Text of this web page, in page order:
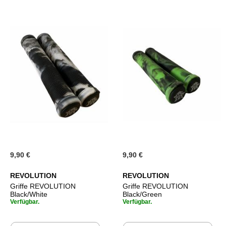
9,90 €
REVOLUTION
Griffe REVOLUTION
Black/White
Verfügbar.
9,90 €
REVOLUTION
Griffe REVOLUTION
Black/Green
Verfügbar.